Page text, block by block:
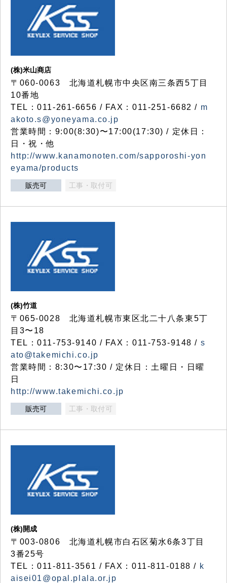
(株)米山商店
〒060-0063 北海道札幌市中央区南三条西5丁目
10番地
TEL：011-261-6656 / FAX：011-251-6682 / m
akoto.s@yoneyama.co.jp
営業時間：9:00(8:30)〜17:00(17:30) / 定休日：
日・祝・他
http://www.kanamonoten.com/sapporoshi-yon
eyama/products
販売可 工事・取付可
(株)竹道
〒065-0028 北海道札幌市東区北二十八条東5丁
目3〜18
TEL：011-753-9140 / FAX：011-753-9148 / s
ato@takemichi.co.jp
営業時間：8:30〜17:30 / 定休日：土曜日・日曜
日
http://www.takemichi.co.jp
販売可 工事・取付可
(株)開成
〒003-0806 北海道札幌市白石区菊水6条3丁目
3番25号
TEL：011-811-3561 / FAX：011-811-0188 / k
aisei01@opal.plala.or.jp